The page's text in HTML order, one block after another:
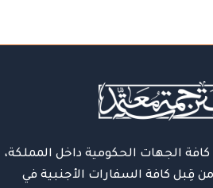
الجهات الحكومية داخل المملكة،
من قِبل كافة السفارات الأجنبية في